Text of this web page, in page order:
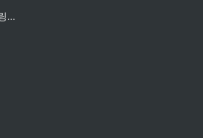
김수보 멘토님 공통과정 관련 멘토링 (feat. dha)